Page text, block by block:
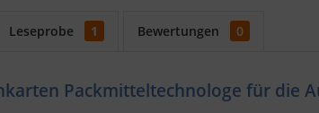
Leseprobe 1 Bewertungen 0
Packmitteltechnologe für die